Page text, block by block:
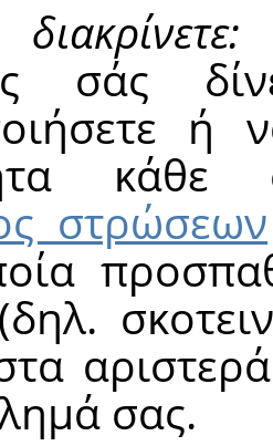
σάς
ή
κάθε
στρώσεων
σας.